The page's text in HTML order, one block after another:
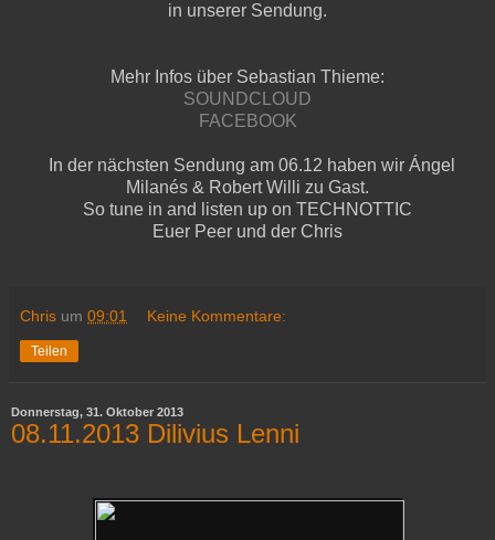
in unserer Sendung.
Mehr Infos über Sebastian Thieme:
SOUNDCLOUD
FACEBOOK
In der nächsten Sendung am 06.12 haben wir Ángel
Milanés & Robert Willi zu Gast.
So tune in and listen up on TECHNOTTIC
Euer Peer und der Chris
Chris um 09:01 Keine Kommentare:
Teilen
Donnerstag, 31. Oktober 2013
08.11.2013 Dilivius Lenni